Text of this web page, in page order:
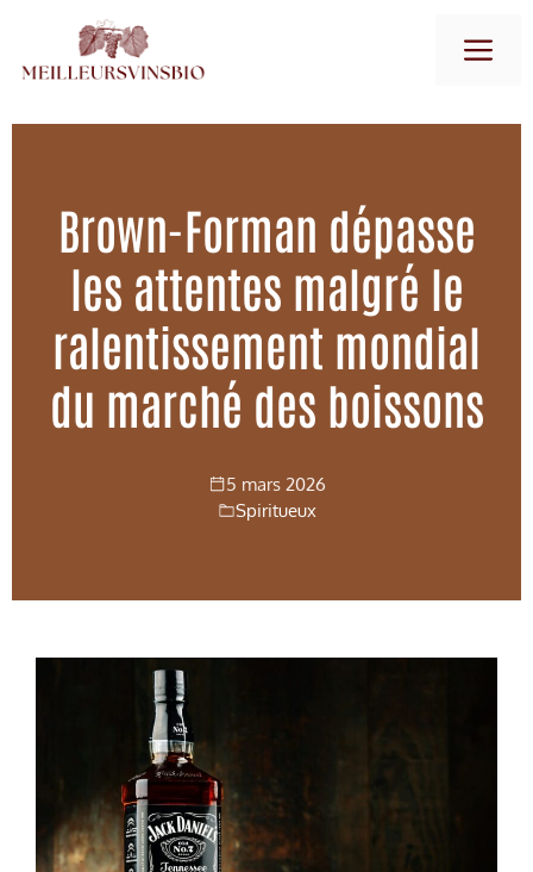
contenu
Brown-Forman dépasse
les attentes malgré le
ralentissement mondial
du marché des boissons
5 mars 2026
Spiritueux